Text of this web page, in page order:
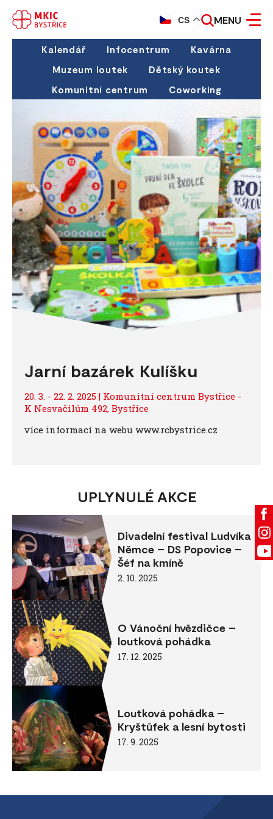
CS MENU
Kalendář Infocentrum
Kavárna
Muzeum loutek
Dětský koutek
Komunitní centrum
Coworking
Jarní bazárek Kulíšku
20. 3. - 22. 2. 2025 | Komunitní centrum Bystřice -
K Nesvačilům 492, Bystřice
více informací na webu www.rcbystrice.cz
UPLYNULÉ AKCE
Divadelní festival Ludvíka
Němce – DS Popovice –
Šéf na kmíně
2. 10. 2025
O Vánoční hvězdičce –
loutková pohádka
17. 12. 2025
Loutková pohádka –
Kryštůfek a lesní bytosti
17. 9. 2025